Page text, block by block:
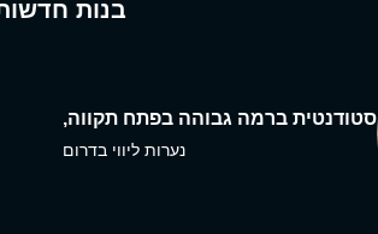
בנות
סטודנטית ברמה גבוהה בפתח תקווה,
נערות ליווי בדרום